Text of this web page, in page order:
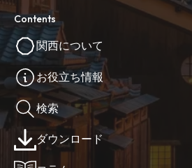
Contents
関西について
お役立ち情報
検索
ダウンロード